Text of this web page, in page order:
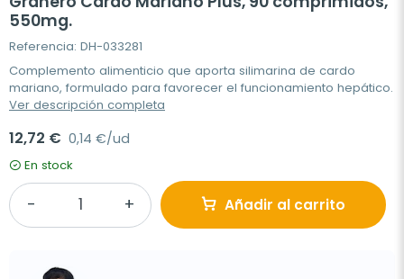
550mg.
Referencia: DH-033281
Complemento alimenticio que aporta silimarina de cardo
mariano, formulado para favorecer el funcionamiento hepático.
Ver descripción completa
12,72 € 0,14 €/ud
En stock
Añadir al carrito